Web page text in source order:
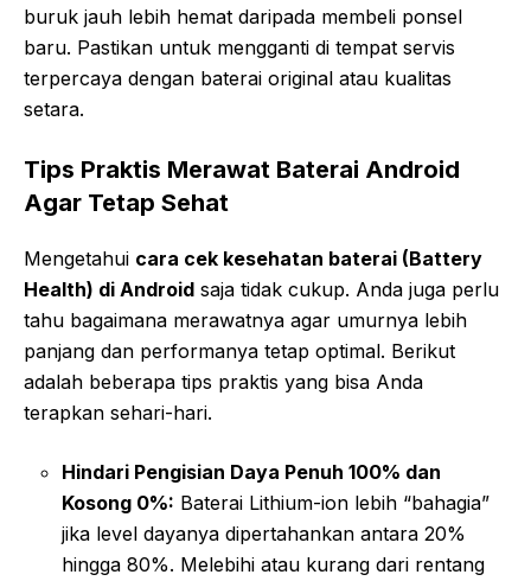
buruk jauh lebih hemat daripada membeli ponsel
baru. Pastikan untuk mengganti di tempat servis
terpercaya dengan baterai original atau kualitas
setara.
Tips Praktis Merawat Baterai Android
Agar Tetap Sehat
Mengetahui cara cek kesehatan baterai (Battery
Health) di Android saja tidak cukup. Anda juga perlu
tahu bagaimana merawatnya agar umurnya lebih
panjang dan performanya tetap optimal. Berikut
adalah beberapa tips praktis yang bisa Anda
terapkan sehari-hari.
Hindari Pengisian Daya Penuh 100% dan
Kosong 0%: Baterai Lithium-ion lebih “bahagia”
jika level dayanya dipertahankan antara 20%
hingga 80%. Melebihi atau kurang dari rentang